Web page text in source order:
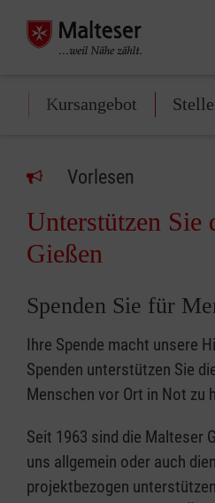
Kursangebot
Vorlesen
Unterstützen Sie
Gießen
Spenden Sie für
Ihre Spende macht unsere
Spenden unterstützen Sie
Menschen vor Ort in Not zu
Seit 1963 sind die Malteser
uns allgemein oder auch
projektbezogen